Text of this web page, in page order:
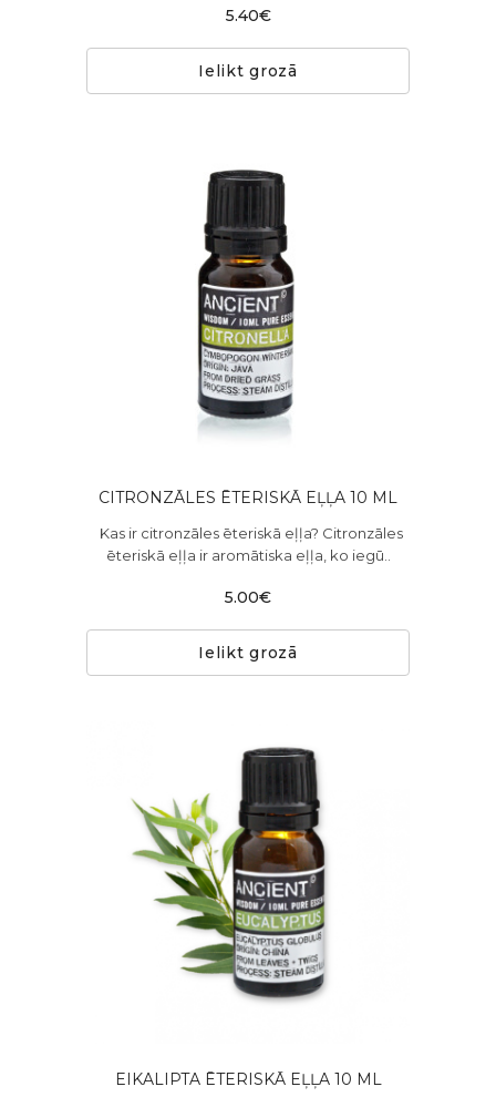
5.40€
Ielikt grozā
CITRONZĀLES ĒTERISKĀ EĻĻA 10 ML
Kas ir citronzāles ēteriskā eļļa? Citronzāles
ēteriskā eļļa ir aromātiska eļļa, ko iegū..
5.00€
Ielikt grozā
EIKALIPTA ĒTERISKĀ EĻĻA 10 ML